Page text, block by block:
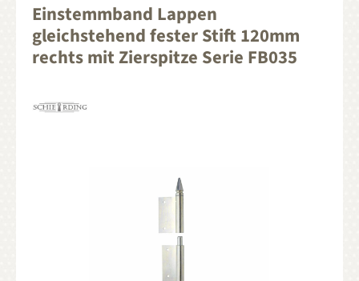
Einstemmband Lappen
gleichstehend fester Stift 120mm
rechts mit Zierspitze Serie FB035